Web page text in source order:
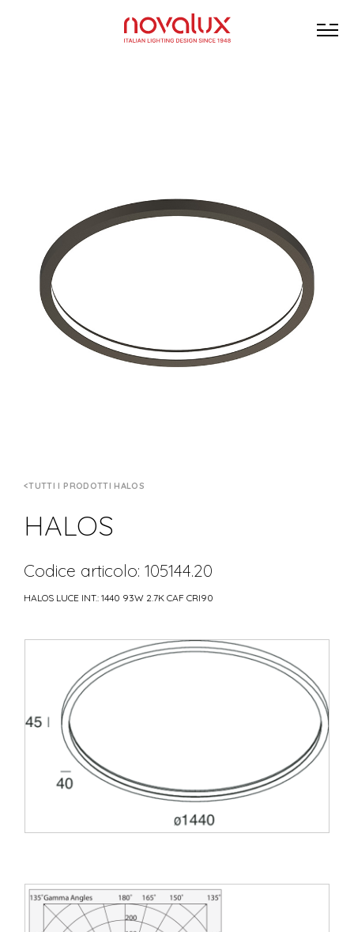
TUTTI I PRODOTTI HALOS
HALOS
Codice articolo: 105144.20
HALOS LUCE INT.: 1440 93W 2.7K CAF CRI90